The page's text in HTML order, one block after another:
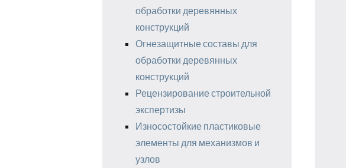
обработки деревянных
конструкций
Огнезащитные составы для
обработки деревянных
конструкций
Рецензирование строительной
экспертизы
Износостойкие пластиковые
элементы для механизмов и
узлов